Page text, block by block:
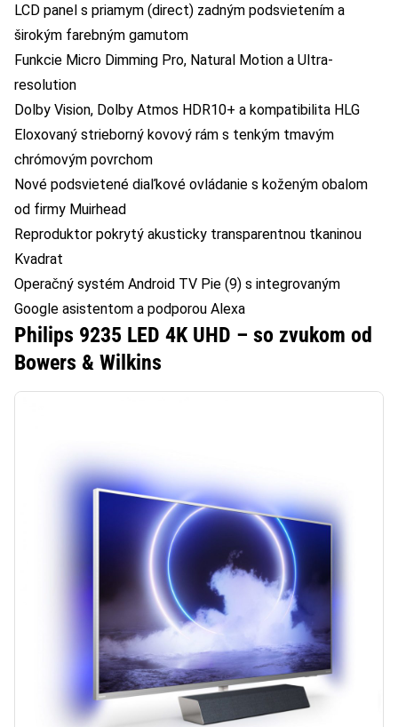
LCD panel s priamym (direct) zadným podsvietením a
širokým farebným gamutom
Funkcie Micro Dimming Pro, Natural Motion a Ultra-
resolution
Dolby Vision, Dolby Atmos HDR10+ a kompatibilita HLG
Eloxovaný strieborný kovový rám s tenkým tmavým
chrómovým povrchom
Nové podsvietené diaľkové ovládanie s koženým obalom
od firmy Muirhead
Reproduktor pokrytý akusticky transparentnou tkaninou
Kvadrat
Operačný systém Android TV Pie (9) s integrovaným
Google asistentom a podporou Alexa
Philips 9235 LED 4K UHD – so zvukom od
Bowers & Wilkins